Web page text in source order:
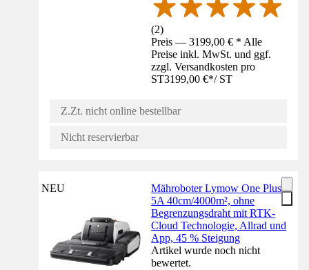
(2)
Preis — 3199,00 € * Alle
Preise inkl. MwSt. und ggf.
zzgl. Versandkosten pro
ST3199,00 €*/ ST
Z.Zt. nicht online bestellbar
Nicht reservierbar
NEU
Mähroboter Lymow One Plus
5A 40cm/4000m², ohne
Begrenzungsdraht mit RTK-
Cloud Technologie, Allrad und
App, 45 % Steigung
Artikel wurde noch nicht
bewertet.